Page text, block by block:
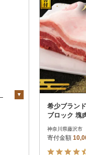
決済方法
PayPay
クレジッ
Amazon
楽天ペイ
メルペイ
コンビニ
ソフトバ
d払い
金融機関
希少ブラン
ブロック 塊
肉)
神奈川県藤沢市
寄付金額